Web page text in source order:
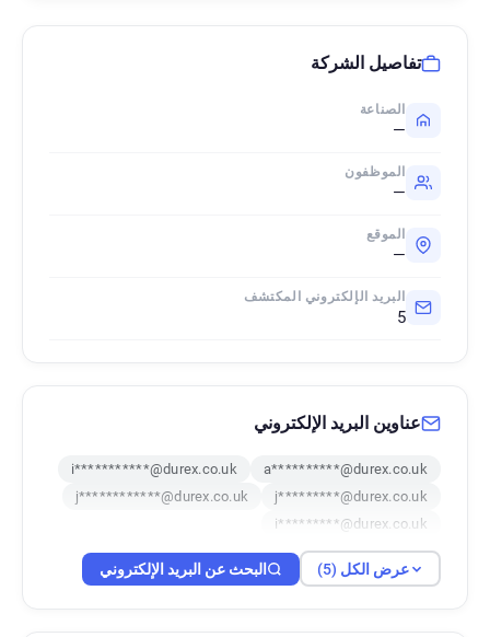
تفاصيل الشركة
الصناعة
—
الموظفون
—
الموقع
—
البريد الإلكتروني المكتشف
5
عناوين البريد الإلكتروني
a**********@durex.co.uk
i***********@durex.co.uk
j*********@durex.co.uk
j************@durex.co.uk
i*********@durex.co.uk
عرض الكل (5) البحث عن البريد الإلكتروني